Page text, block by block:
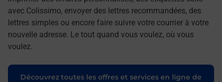
avec Colissimo, envoyer des lettres recommandées, des
lettres simples ou encore faire suivre votre courrier à votre
nouvelle adresse. Le tout quand vous voulez, où vous
voulez.
Découvrez toutes les offres et services en ligne de